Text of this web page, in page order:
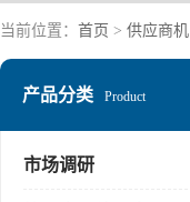
当前位置： 首页 > 供应商机
产品分类 Product
市场调研